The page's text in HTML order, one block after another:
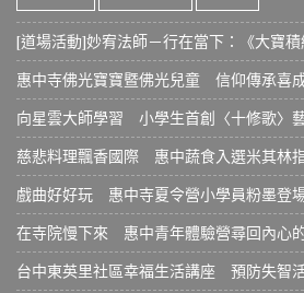
[道場活動]妙宥法師－行在當下：《大寶
惠中寺佛光寶寶暨佛光兒童 信仰傳承喜
向星雲大師學習 小學生首創〈十修歌〉
慈悲料理飄香國際 惠中蔬食入選米其林
戲曲好好玩 惠中寺夏令營小學員粉墨登
在寺院慢下來 惠中青年體驗營尋回內心
台中東英里社區幸福生活講座 預防失智